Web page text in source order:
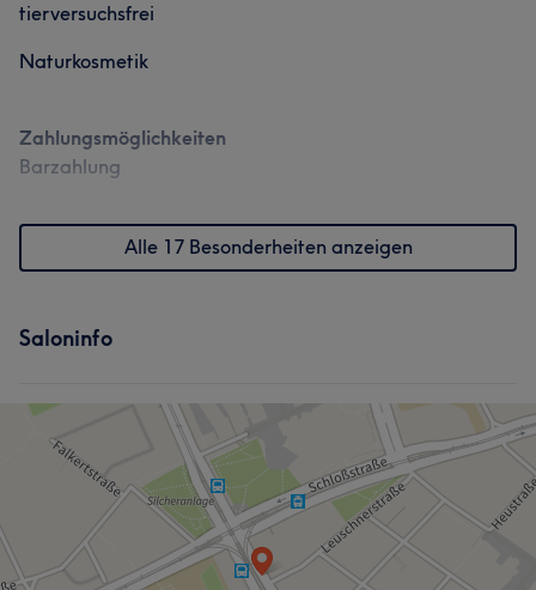
tierversuchsfrei
Naturkosmetik
Zahlungsmöglichkeiten
Barzahlung
Alle 17 Besonderheiten anzeigen
Saloninfo